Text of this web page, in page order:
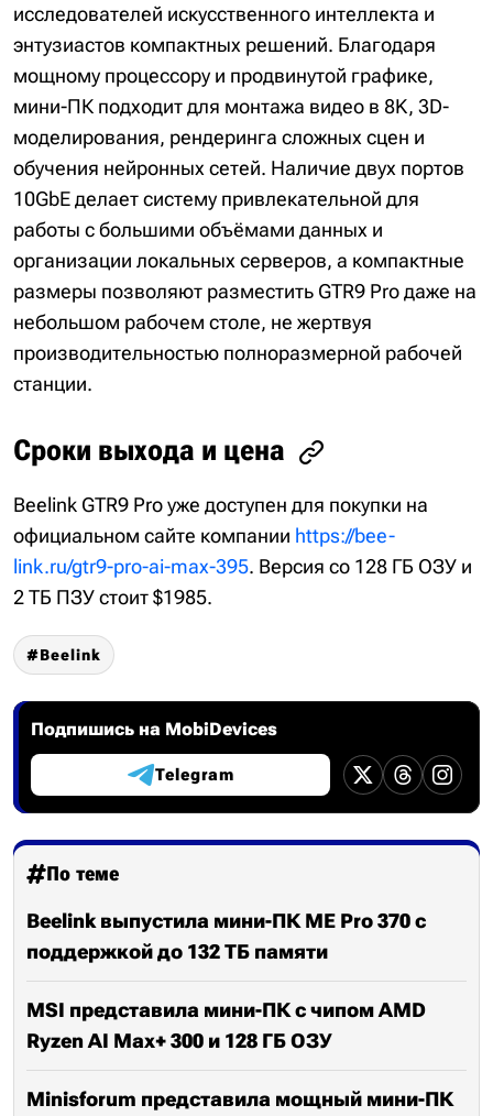
исследователей искусственного интеллекта и
энтузиастов компактных решений. Благодаря
мощному процессору и продвинутой графике,
мини-ПК подходит для монтажа видео в 8K, 3D-
моделирования, рендеринга сложных сцен и
обучения нейронных сетей. Наличие двух портов
10GbE делает систему привлекательной для
работы с большими объёмами данных и
организации локальных серверов, а компактные
размеры позволяют разместить GTR9 Pro даже на
небольшом рабочем столе, не жертвуя
производительностью полноразмерной рабочей
станции.
Сроки выхода и цена
Beelink GTR9 Pro уже доступен для покупки на
официальном сайте компании https://bee-
link.ru/gtr9-pro-ai-max-395. Версия со 128 ГБ ОЗУ и
2 ТБ ПЗУ стоит $1985.
Beelink
Подпишись на MobiDevices
Telegram
По теме
Beelink выпустила мини-ПК ME Pro 370 с
поддержкой до 132 ТБ памяти
MSI представила мини-ПК с чипом AMD
Ryzen AI Max+ 300 и 128 ГБ ОЗУ
Minisforum представила мощный мини-ПК